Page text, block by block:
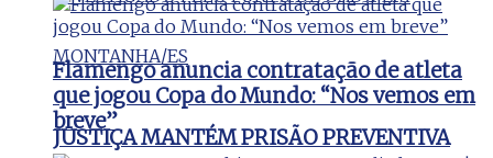
JUSTIÇA MANTÉM PRISÃO PREVENTIVA
Flamengo anuncia contratação de atleta
que jogou Copa do Mundo: “Nos vemos em
breve”